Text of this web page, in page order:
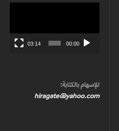
00:00
03:14
للإسهام بالكتابة:
hiragate@yahoo.com